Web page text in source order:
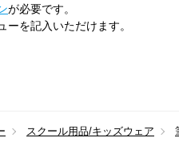
が必要です。
ーを記入いただけます。
スクール用品/キッズウェア